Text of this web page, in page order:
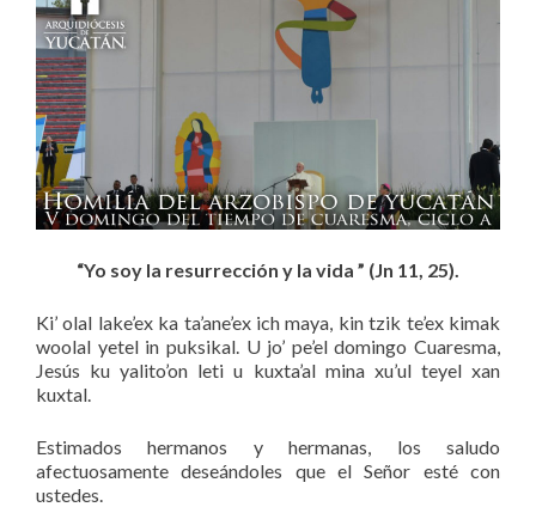
“Yo soy la resurrección y la vida ” (Jn 11, 25).
Ki’ olal lake’ex ka ta’ane’ex ich maya, kin tzik te’ex kimak
woolal yetel in puksikal. U jo’ pe’el domingo Cuaresma,
Jesús ku yalito’on leti u kuxta’al mina xu’ul teyel xan
kuxtal.
Estimados hermanos y hermanas, los saludo
afectuosamente deseándoles que el Señor esté con
ustedes.